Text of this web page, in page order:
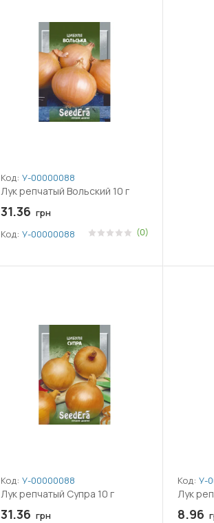
Код: У-0000008829
Лук репчатый Вольский 10 г
31.36 грн
Код: У-0000008829 (0)
Код: У-0000008830
Лук репчатый Супра 10 г
31.36 грн
Код: У-
Лук
8.96